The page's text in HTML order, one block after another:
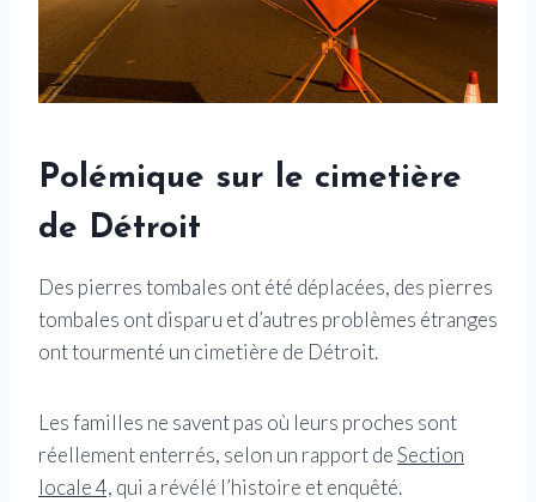
Polémique sur le cimetière
de Détroit
Des pierres tombales ont été déplacées, des pierres
tombales ont disparu et d’autres problèmes étranges
ont tourmenté un cimetière de Détroit.
Les familles ne savent pas où leurs proches sont
réellement enterrés, selon un rapport deSection
locale 4, qui a révélé l’histoire et enquêté.